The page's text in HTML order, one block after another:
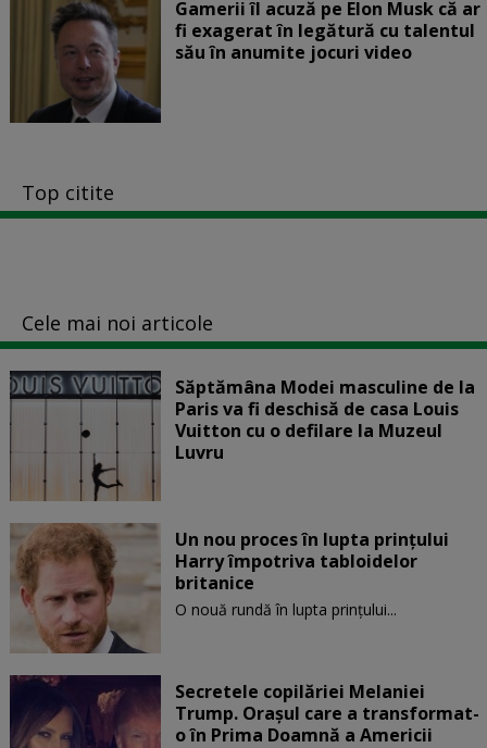
Gamerii îl acuză pe Elon Musk că ar
fi exagerat în legătură cu talentul
său în anumite jocuri video
Top citite
Cele mai noi articole
Săptămâna Modei masculine de la
Paris va fi deschisă de casa Louis
Vuitton cu o defilare la Muzeul
Luvru
Un nou proces în lupta prinţului
Harry împotriva tabloidelor
britanice
O nouă rundă în lupta prinţului...
Secretele copilăriei Melaniei
Trump. Orașul care a transformat-
o în Prima Doamnă a Americii